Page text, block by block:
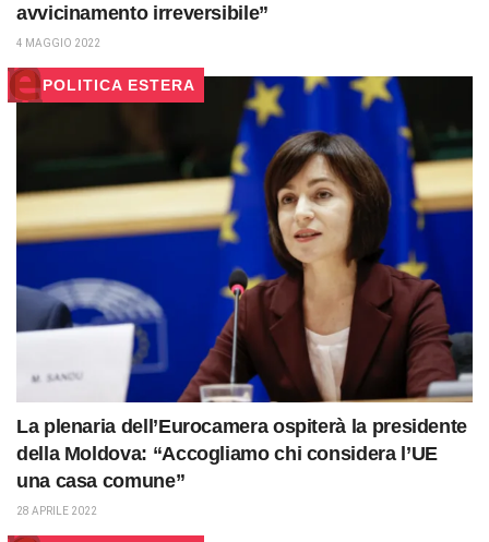
avvicinamento irreversibile”
4 MAGGIO 2022
POLITICA ESTERA
La plenaria dell’Eurocamera ospiterà la presidente
della Moldova: “Accogliamo chi considera l’UE
una casa comune”
28 APRILE 2022